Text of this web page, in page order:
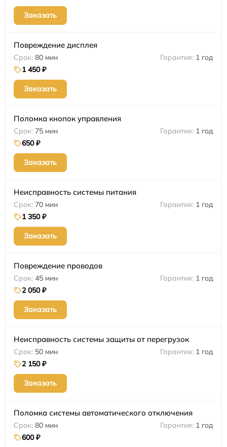
Заказать
Повреждение дисплея
80 мин
1 год
1 450 ₽
Заказать
Поломка кнопок управления
75 мин
1 год
650 ₽
Заказать
Неисправность системы питания
70 мин
1 год
1 350 ₽
Заказать
Повреждение проводов
45 мин
1 год
2 050 ₽
Заказать
Неисправность системы защиты от перегрузок
50 мин
1 год
2 150 ₽
Заказать
Поломка системы автоматического отключения
80 мин
1 год
600 ₽